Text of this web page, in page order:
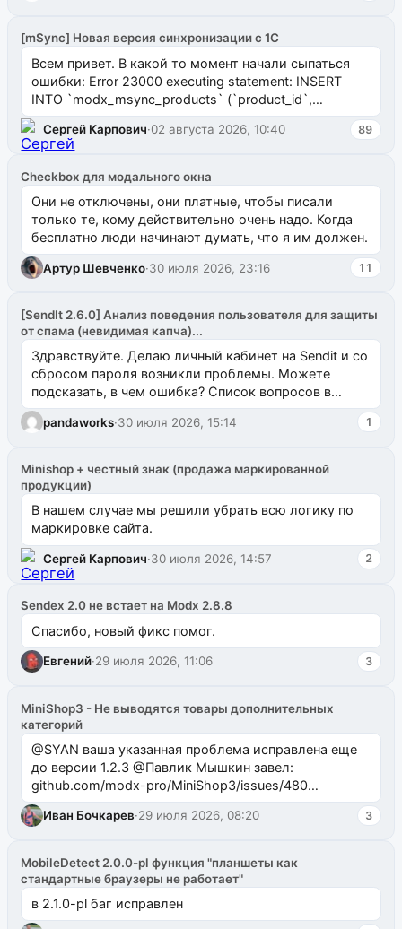
[mSync] Новая версия синхронизации с 1С
Всем привет. В какой то момент начали сыпаться
ошибки: Error 23000 executing statement: INSERT
INTO `modx_msync_products` (`product_id`,
`uuid_1c`) VALUES ...
Сергей Карпович·02 августа 2026, 10:40 89
Checkbox для модального окна
Они не отключены, они платные, чтобы писали
только те, кому действительно очень надо. Когда
бесплатно люди начинают думать, что я им должен.
Артур Шевченко·30 июля 2026, 23:16 11
[SendIt 2.6.0] Анализ поведения пользователя для защиты
от спама (невидимая капча)...
Здравствуйте. Делаю личный кабинет на Sendit и со
сбросом пароля возникли проблемы. Можете
подсказать, в чем ошибка? Список вопросов в
одноименном разделе на modx.pro пока пуст, и,...
pandaworks·30 июля 2026, 15:14 1
Minishop + честный знак (продажа маркированной
продукции)
В нашем случае мы решили убрать всю логику по
маркировке сайта.
Сергей Карпович·30 июля 2026, 14:57 2
Sendex 2.0 не встает на Modx 2.8.8
Спасибо, новый фикс помог.
Евгений·29 июля 2026, 11:06 3
MiniShop3 - Не выводятся товары дополнительных
категорий
@SYAN ваша указанная проблема исправлена еще
до версии 1.2.3 @Павлик Мышкин завел:
github.com/modx-pro/MiniShop3/issues/480
github.com/modx-pro/MiniShop3/issues/481Исправим
в б...
Иван Бочкарев·29 июля 2026, 08:20 3
MobileDetect 2.0.0-pl функция "планшеты как
стандартные браузеры не работает"
в 2.1.0-pl баг исправлен